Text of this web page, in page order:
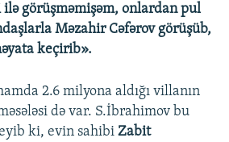
görüşməmişəm, onlardan pul
Məzahir Cəfərov görüşüb,
keçirib».
2.6 milyona aldığı villanın
də var. S.İbrahimov bu
ki, evin sahibi Zabit